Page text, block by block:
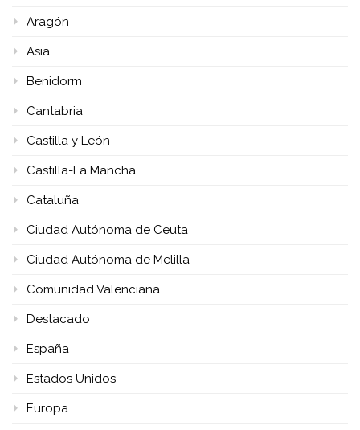
Aragón
Asia
Benidorm
Cantabria
Castilla y León
Castilla-La Mancha
Cataluña
Ciudad Autónoma de Ceuta
Ciudad Autónoma de Melilla
Comunidad Valenciana
Destacado
España
Estados Unidos
Europa